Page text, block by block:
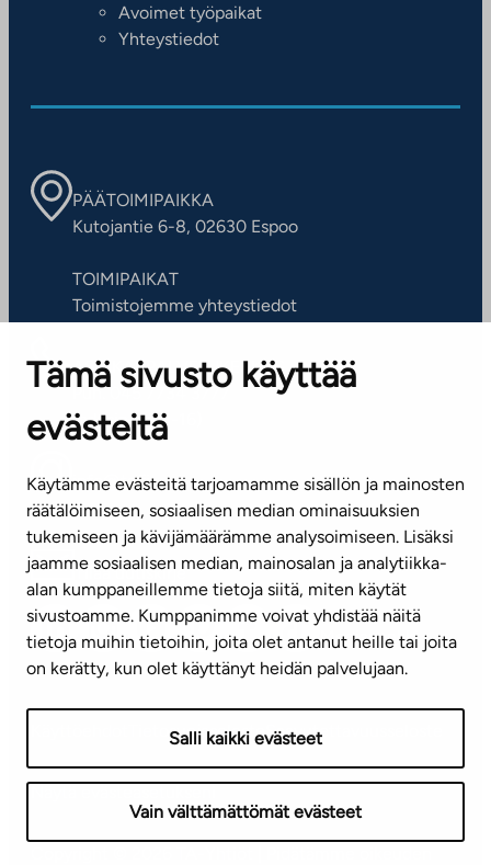
Tämä sivusto käyttää
evästeitä
Käytämme evästeitä tarjoamamme sisällön ja mainosten
räätälöimiseen, sosiaalisen median ominaisuuksien
tukemiseen ja kävijämäärämme analysoimiseen. Lisäksi
jaamme sosiaalisen median, mainosalan ja analytiikka-
alan kumppaneillemme tietoja siitä, miten käytät
sivustoamme. Kumppanimme voivat yhdistää näitä
tietoja muihin tietoihin, joita olet antanut heille tai joita
on kerätty, kun olet käyttänyt heidän palvelujaan.
Salli kaikki evästeet
Vain välttämättömät evästeet
Avoimet työpaikat
Yhteystiedot
PÄÄTOIMIPAIKKA
Kutojantie 6-8, 02630 Espoo
TOIMIPAIKAT
Toimistojemme yhteystiedot
ASIAKASPALVELUKESKUS
Puh. 045 7734 3777
(arkisin klo 8-16)
info@ta.fi
Tilaa uutiskirje
Mediapankki
TietosuojaselosteSaavutettavuusseloste